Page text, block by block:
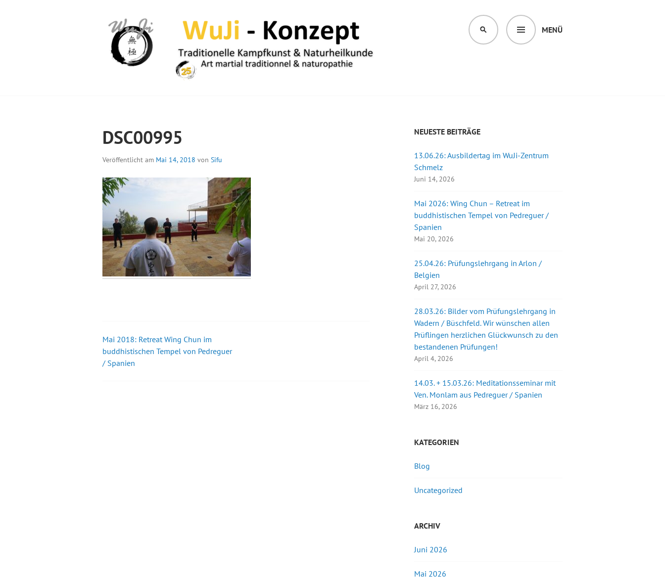
MENÜ
SUCHEN
DSC00995
Veröffentlicht am Mai 14, 2018 von Sifu
Beitrags-
Navigation
Mai 2018: Retreat Wing Chun im
buddhistischen Tempel von Pedreguer
/ Spanien
NEUESTE BEITRÄGE
13.06.26: Ausbildertag im WuJi-Zentrum
Schmelz
Juni 14, 2026
Mai 2026: Wing Chun – Retreat im
buddhistischen Tempel von Pedreguer /
Spanien
Mai 20, 2026
25.04.26: Prüfungslehrgang in Arlon /
Belgien
April 27, 2026
28.03.26: Bilder vom Prüfungslehrgang in
Wadern / Büschfeld. Wir wünschen allen
Prüflingen herzlichen Glückwunsch zu den
bestandenen Prüfungen!
April 4, 2026
14.03. + 15.03.26: Meditationsseminar mit
Ven. Monlam aus Pedreguer / Spanien
März 16, 2026
KATEGORIEN
Blog
Uncategorized
ARCHIV
Juni 2026
Mai 2026